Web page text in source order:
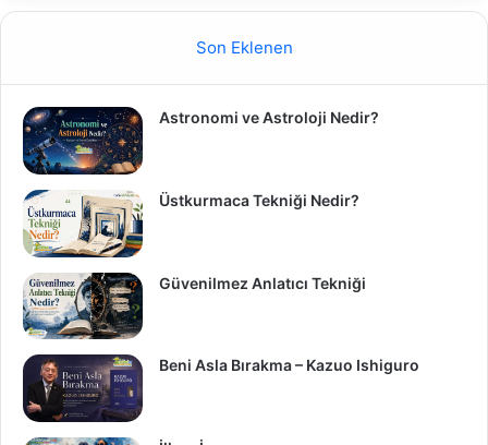
Son Eklenen
Astronomi ve Astroloji Nedir?
Üstkurmaca Tekniği Nedir?
Güvenilmez Anlatıcı Tekniği
Beni Asla Bırakma – Kazuo Ishiguro